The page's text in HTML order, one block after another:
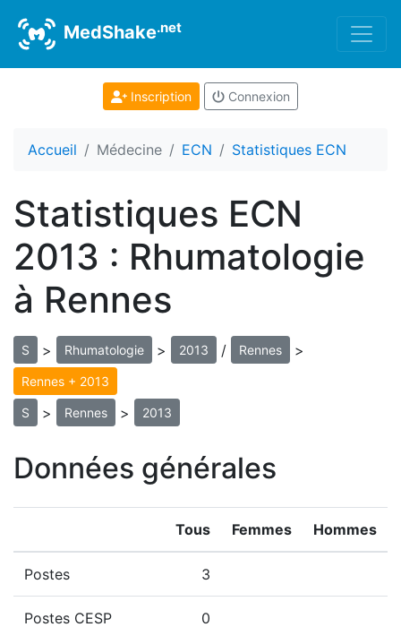
MedShake.net
Inscription Connexion
Accueil Médecine ECN Statistiques ECN
Statistiques ECN
2013 : Rhumatologie
à Rennes
S > Rhumatologie > 2013 / Rennes >
Rennes + 2013
S > Rennes > 2013
Données générales
Tous Femmes Hommes
Postes 3
Postes CESP 0